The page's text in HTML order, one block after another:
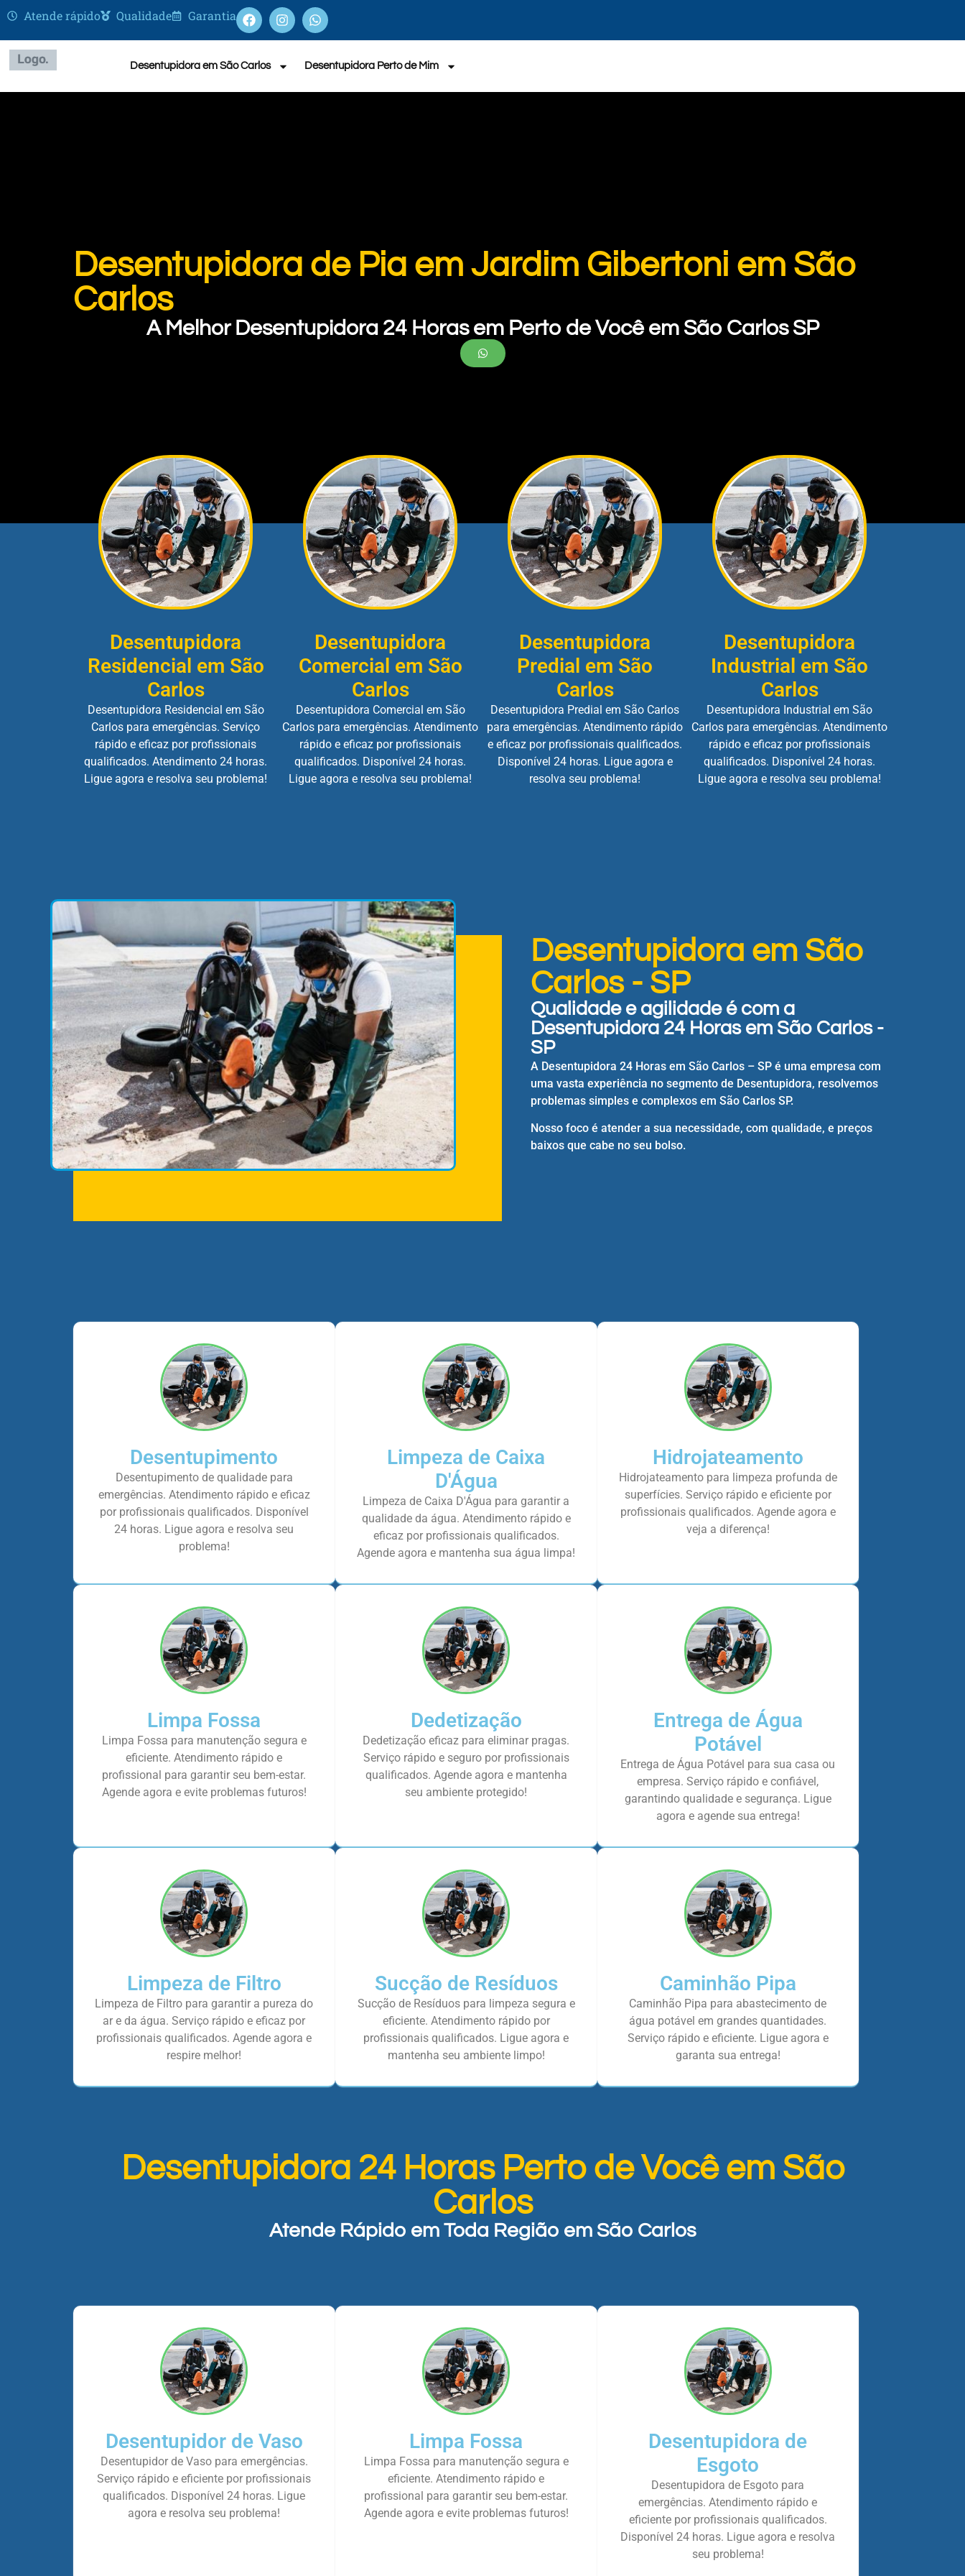
Atende rápido Qualidade Garantia
Desentupidora em São Carlos Desentupidora Perto de Mim
Desentupidora de Pia em Jardim Gibertoni em São
Carlos
A Melhor Desentupidora 24 Horas em Perto de Você em São Carlos SP
Desentupidora
Residencial em São
Carlos
Desentupidora Residencial em São
Carlos para emergências. Serviço
rápido e eficaz por profissionais
qualificados. Atendimento 24 horas.
Ligue agora e resolva seu problema!
Desentupidora
Comercial em São
Carlos
Desentupidora Comercial em São
Carlos para emergências. Atendimento
rápido e eficaz por profissionais
qualificados. Disponível 24 horas.
Ligue agora e resolva seu problema!
Desentupidora
Predial em São
Carlos
Desentupidora Predial em São Carlos
para emergências. Atendimento rápido
e eficaz por profissionais qualificados.
Disponível 24 horas. Ligue agora e
resolva seu problema!
Desentupidora
Industrial em São
Carlos
Desentupidora Industrial em São
Carlos para emergências. Atendimento
rápido e eficaz por profissionais
qualificados. Disponível 24 horas.
Ligue agora e resolva seu problema!
Desentupidora em São
Carlos - SP
Qualidade e agilidade é com a
Desentupidora 24 Horas em São Carlos -
SP
A Desentupidora 24 Horas em São Carlos – SP é uma empresa com
uma vasta experiência no segmento de Desentupidora, resolvemos
problemas simples e complexos em São Carlos SP.
Nosso foco é atender a sua necessidade, com qualidade, e preços
baixos que cabe no seu bolso.
Desentupimento
Desentupimento de qualidade para
emergências. Atendimento rápido e eficaz
por profissionais qualificados. Disponível
24 horas. Ligue agora e resolva seu
problema!
Limpeza de Caixa
D'Água
Limpeza de Caixa D'Água para garantir a
qualidade da água. Atendimento rápido e
eficaz por profissionais qualificados.
Agende agora e mantenha sua água limpa!
Hidrojateamento
Hidrojateamento para limpeza profunda de
superfícies. Serviço rápido e eficiente por
profissionais qualificados. Agende agora e
veja a diferença!
Limpa Fossa
Limpa Fossa para manutenção segura e
eficiente. Atendimento rápido e
profissional para garantir seu bem-estar.
Agende agora e evite problemas futuros!
Dedetização
Dedetização eficaz para eliminar pragas.
Serviço rápido e seguro por profissionais
qualificados. Agende agora e mantenha
seu ambiente protegido!
Entrega de Água
Potável
Entrega de Água Potável para sua casa ou
empresa. Serviço rápido e confiável,
garantindo qualidade e segurança. Ligue
agora e agende sua entrega!
Limpeza de Filtro
Limpeza de Filtro para garantir a pureza do
ar e da água. Serviço rápido e eficaz por
profissionais qualificados. Agende agora e
respire melhor!
Sucção de Resíduos
Sucção de Resíduos para limpeza segura e
eficiente. Atendimento rápido por
profissionais qualificados. Ligue agora e
mantenha seu ambiente limpo!
Caminhão Pipa
Caminhão Pipa para abastecimento de
água potável em grandes quantidades.
Serviço rápido e eficiente. Ligue agora e
garanta sua entrega!
Desentupidora 24 Horas Perto de Você em São
Carlos
Atende Rápido em Toda Região em São Carlos
Desentupidor de Vaso
Desentupidor de Vaso para emergências.
Serviço rápido e eficiente por profissionais
qualificados. Disponível 24 horas. Ligue
agora e resolva seu problema!
Limpa Fossa
Limpa Fossa para manutenção segura e
eficiente. Atendimento rápido e
profissional para garantir seu bem-estar.
Agende agora e evite problemas futuros!
Desentupidora de
Esgoto
Desentupidora de Esgoto para
emergências. Atendimento rápido e
eficiente por profissionais qualificados.
Disponível 24 horas. Ligue agora e resolva
seu problema!